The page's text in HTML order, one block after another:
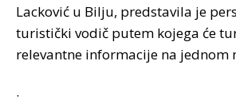
Lacković u Bilju, predstavila je
turistički vodič putem kojega će
relevantne informacije na jednom
.